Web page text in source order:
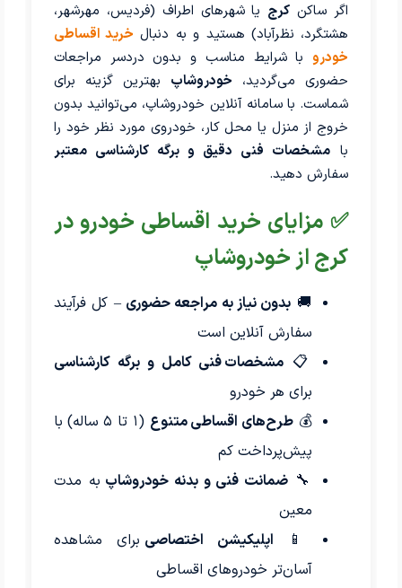
اگر ساکن کرج یا شهرهای اطراف (فردیس، مهرشهر،
هشتگرد، نظرآباد) هستید و به دنبال خرید اقساطی
خودروبا شرایط مناسب و بدون دردسر مراجعات
حضوری می‌گردید، خودروشاپ بهترین گزینه برای
شماست. با سامانه آنلاین خودروشاپ، می‌توانید بدون
خروج از منزل یا محل کار، خودروی مورد نظر خود را
با مشخصات فنی دقیق و برگه کارشناسی معتبر
سفارش دهید.
✅ مزایای خرید اقساطی خودرو در
کرج از خودروشاپ
🚚 بدون نیاز به مراجعه حضوری – کل فرآیند
سفارش آنلاین است
📋 مشخصات فنی کامل و برگه کارشناسی
برای هر خودرو
💰طرح‌های اقساطی متنوع
(۱ تا ۵ ساله) با
پیش‌پرداخت کم
🔧 ضمانت فنی و بدنه خودروشاپ به مدت
معین
📱 اپلیکیشن اختصاصی برای مشاهده
آسان‌تر خودروهای اقساطی